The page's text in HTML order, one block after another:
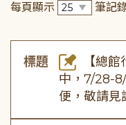
每頁顯示 筆記
標題
【總
中，7/28-
便，敬請見